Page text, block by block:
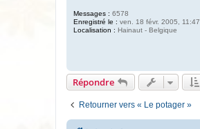
Messages : 6578
Enregistré le : ven. 18 févr. 2005, 11:47
Localisation : Hainaut - Belgique
Répondre
Retourner vers « Le potager »